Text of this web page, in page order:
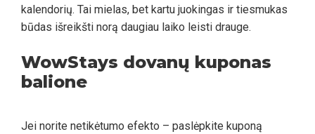
kalendorių. Tai mielas, bet kartu juokingas ir tiesmukas
būdas išreikšti norą daugiau laiko leisti drauge.
WowStays dovanų kuponas
balione
Jei norite netikėtumo efekto – paslėpkite kuponą